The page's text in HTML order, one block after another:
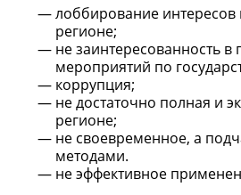
лоббирование интересов
регионе;
не заинтересованность
мероприятий по
коррупция;
не достаточно полная и
регионе;
не своевременное, а
методами.
не эффективное